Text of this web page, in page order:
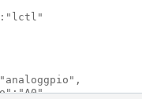
195;
>= 590 &&
210;
>= 610 &&
225;
>= 624 &&
= 240;